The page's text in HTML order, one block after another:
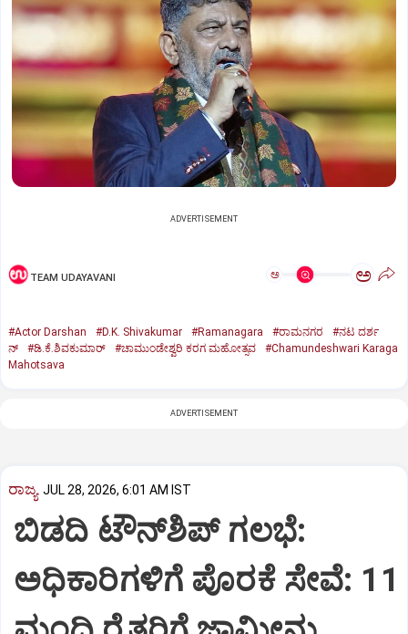
ADVERTISEMENT
TEAM UDAYAVANI ಅ ಅ
#Actor Darshan #D.K. Shivakumar #Ramanagara #ರಾಮನಗರ
#ನಟ ದರ್ಶ
ನ್
#ಡಿ.ಕೆ.ಶಿವಕುಮಾರ್ #ಚಾಮುಂಡೇಶ್ವರಿ ಕರಗ ಮಹೋತ್ಸವ
#Chamundeshwari Karaga
Mahotsava
ADVERTISEMENT
ರಾಜ್ಯ JUL 28, 2026, 6:01 AM IST
ಬಿಡದಿ ಟೌನ್‌ಶಿಪ್‌ ಗಲಭೆ:
ಅಧಿಕಾರಿಗಳಿಗೆ ಪೊರಕೆ ಸೇವೆ: 11